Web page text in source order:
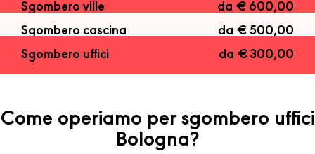
Sgombero ville
da € 600,00
Sgombero cascina
da € 500,00
Sgombero uffici
da € 300,00
Come operiamo per sgombero uffici
Bologna?